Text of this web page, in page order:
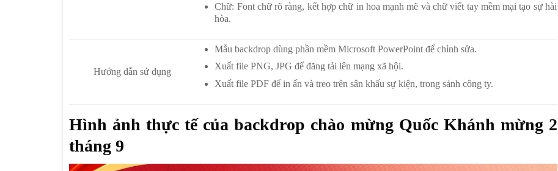
Chữ: Font chữ rõ ràng, kết hợp chữ in hoa mạnh mẽ và chữ viết tay mềm mại tạo sự hài
hòa.
Hướng dẫn sử dụng
Mẫu backdrop dùng phần mềm Microsoft PowerPoint để chỉnh sửa.
Xuất file PNG, JPG để đăng tải lên mạng xã hội.
Xuất file PDF để in ấn và treo trên sân khấu sự kiện, trong sảnh công ty.
Hình ảnh thực tế của backdrop chào mừng Quốc Khánh mừng 2
tháng 9